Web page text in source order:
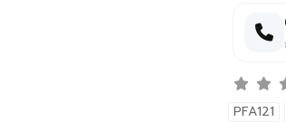
PFA121